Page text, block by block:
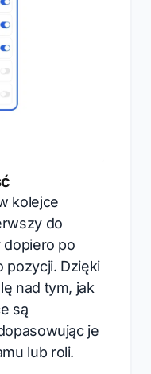
kolejce
do
dopiero po
pozycji. Dzięki
nad tym, jak
są
je
lub roli.